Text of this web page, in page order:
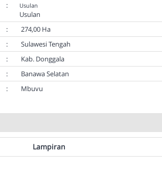
: Usulan
Usulan
:
274,00 Ha
:
Sulawesi Tengah
:
Kab. Donggala
:
Banawa Selatan
: Mbuvu
Lampiran